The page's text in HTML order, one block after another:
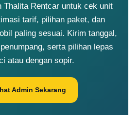
Thalita Rentcar untuk cek unit
tarif, pilihan paket, dan
paling sesuai. Kirim tanggal,
serta pilihan lepas
atau dengan sopir.
Admin Sekarang